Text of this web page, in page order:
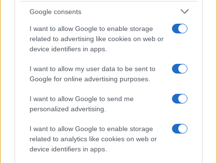
Google consents
I want to allow Google to enable storage
related to advertising like cookies on web or
device identifiers in apps.
I want to allow my user data to be sent to
Google for online advertising purposes.
I want to allow Google to send me
personalized advertising.
I want to allow Google to enable storage
related to analytics like cookies on web or
device identifiers in apps.
Come scegliere le scarpe da running donna: comfort
Marco Tessari · 8 Ago 2026